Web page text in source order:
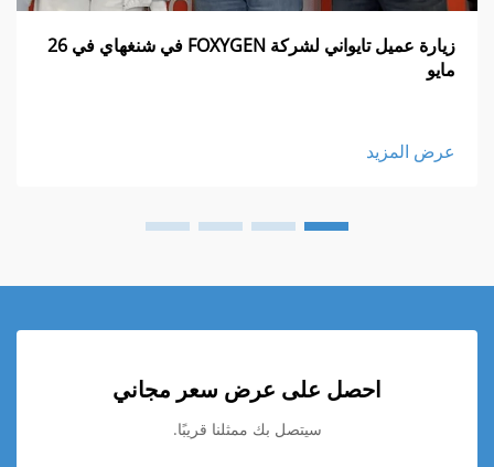
زيارة عميل تايواني لشركة FOXYGEN في شنغهاي في 26
مايو
عرض المزيد
احصل على عرض سعر مجاني
سيتصل بك ممثلنا قريبًا.